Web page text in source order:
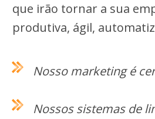
que irão tornar a sua
produtiva, ágil,
Nosso marketing é
Nossos sistemas de